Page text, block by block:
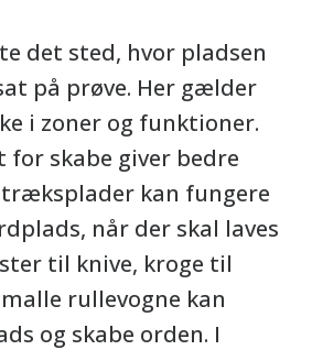
det sted, hvor pladsen
på prøve. Her gælder
i zoner og funktioner.
for skabe giver bedre
kan fungere
når der skal laves
til knive, kroge til
rullevogne kan
og skabe orden. I